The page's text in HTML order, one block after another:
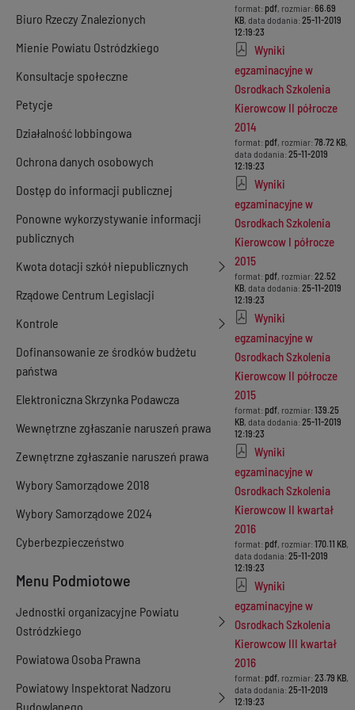
Biuro Rzeczy Znalezionych
Mienie Powiatu Ostródzkiego
Konsultacje społeczne
Petycje
Działalność lobbingowa
Ochrona danych osobowych
Dostęp do informacji publicznej
Ponowne wykorzystywanie informacji
publicznych
Kwota dotacji szkół niepublicznych
Rządowe Centrum Legislacji
Kontrole
Dofinansowanie ze środków budżetu
państwa
Elektroniczna Skrzynka Podawcza
Wewnętrzne zgłaszanie naruszeń prawa
Zewnętrzne zgłaszanie naruszeń prawa
Wybory Samorządowe 2018
Wybory Samorządowe 2024
Cyberbezpieczeństwo
Menu Podmiotowe
Jednostki organizacyjne Powiatu
Ostródzkiego
Powiatowa Osoba Prawna
Powiatowy Inspektorat Nadzoru
Budowlanego
format: pdf, rozmiar: 66.69
KB, data dodania: 25-11-2019
12:19:23
Wyniki
egzaminacyjne w
Osrodkach Szkolenia
Kierowcow II półrocze
2014
format: pdf, rozmiar: 78.72 KB,
data dodania: 25-11-2019
12:19:23
Wyniki
egzaminacyjne w
Osrodkach Szkolenia
Kierowcow I półrocze
2015
format: pdf, rozmiar: 22.52
KB, data dodania: 25-11-2019
12:19:23
Wyniki
egzaminacyjne w
Osrodkach Szkolenia
Kierowcow II półrocze
2015
format: pdf, rozmiar: 139.25
KB, data dodania: 25-11-2019
12:19:23
Wyniki
egzaminacyjne w
Osrodkach Szkolenia
Kierowcow II kwartał
2016
format: pdf, rozmiar: 170.11 KB,
data dodania: 25-11-2019
12:19:23
Wyniki
egzaminacyjne w
Osrodkach Szkolenia
Kierowcow III kwartał
2016
format: pdf, rozmiar: 23.79 KB,
data dodania: 25-11-2019
12:19:23